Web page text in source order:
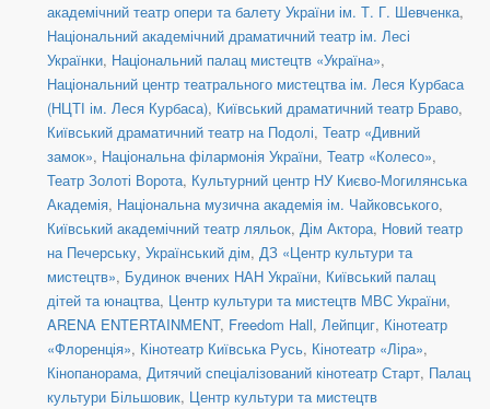
академічний театр опери та балету України ім. Т. Г. Шевченка,
Національний академічний драматичний театр ім. Лесі
Українки, Національний палац мистецтв «Україна»,
Національний центр театрального мистецтва ім. Леся Курбаса
(НЦТІ ім. Леся Курбаса), Київський драматичний театр Браво,
Київський драматичний театр на Подолі, Театр «Дивний
замок», Національна філармонія України, Театр «Колесо»,
Театр Золоті Ворота, Культурний центр НУ Києво-Могилянська
Академія, Національна музична академія ім. Чайковського,
Київський академічний театр ляльок, Дім Актора, Новий театр
на Печерську, Український дім, ДЗ «Центр культури та
мистецтв», Будинок вчених НАН України, Київський палац
дітей та юнацтва, Центр культури та мистецтв МВС України,
ARENA ENTERTAINMENT, Freedom Hall, Лейпциг, Кінотеатр
«Флоренція», Кінотеатр Київська Русь, Кінотеатр «Ліра»,
Кінопанорама, Дитячий спеціалізований кінотеатр Старт, Палац
культури Більшовик, Центр культури та мистецтв